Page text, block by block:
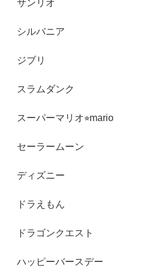
サンリオ
シルバニア
ジブリ
スラムダンク
スーパーマリオ⭐︎mario
セーラームーン
ディズニー
ドラえもん
ドラゴンクエスト
ハッピーバースデー